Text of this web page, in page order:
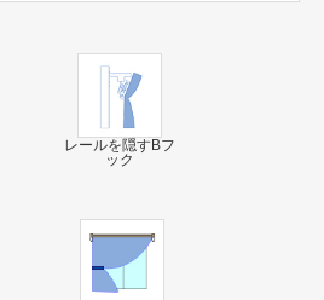
レールを隠すBフ
ック